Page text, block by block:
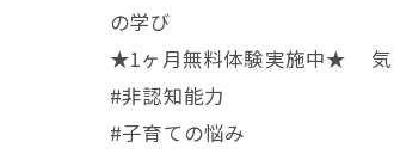
の学び
★1ヶ月無料体験実施中★ 気
#非認知能力
#子育ての悩み